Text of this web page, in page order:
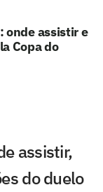
onde assistir e
Copa do
assistir,
do duelo